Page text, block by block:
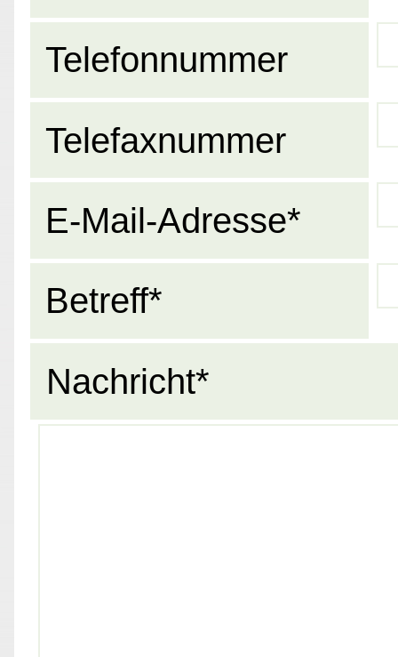
Telefonnummer
Telefaxnummer
E-Mail-Adresse*
Betreff*
Nachricht*